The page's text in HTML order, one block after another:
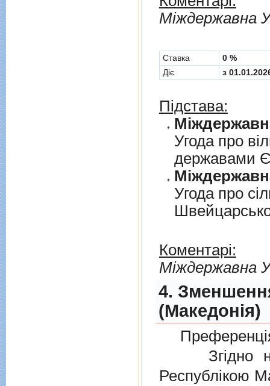
Мiждержавна
Cтавка
0 %
Діє
з
Підстава:
Угода про
державами
Угода про
Коментарі:
Мiждержавна
4.
(Македонія)
Згідно
Республікою